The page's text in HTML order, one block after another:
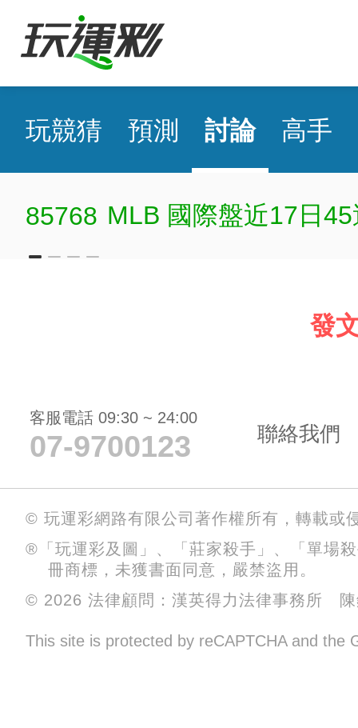
玩競猜 預測 討論 高手
85768 MLB 國際盤近17日
發
客服電話 09:30 ~ 24:00
07-9700123 聯絡我們
© 玩運彩網路有限公司著作權所有，轉載或
®「玩運彩及圖」、「莊家殺手」、「單場
冊商標，未獲書面同意，嚴禁盜用。
© 2026 法律顧問：漢英得力法律事務所 陳
This site is protected by reCAPTCHA and the